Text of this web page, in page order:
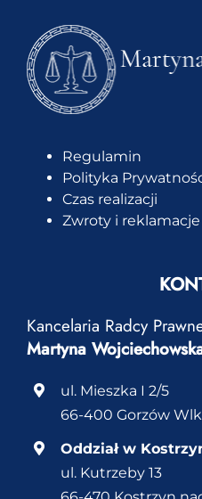
Regulamin
Polityka
Czas realizacji
Zwroty i reklamacje
Kancelaria Radcy
Martyna
ul. Mieszka I 2/5
66-400 Gorzów
Oddział w
ul. Kutrzeby 13